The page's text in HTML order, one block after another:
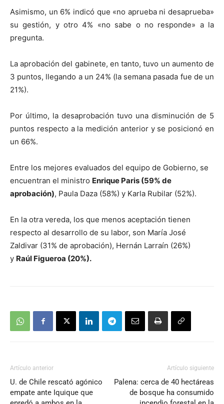
Asimismo, un 6% indicó que «no aprueba ni desaprueba»
su gestión, y otro 4% «no sabe o no responde» a la
pregunta.
La aprobación del gabinete, en tanto, tuvo un aumento de
3 puntos, llegando a un 24% (la semana pasada fue de un
21%).
Por último, la desaprobación tuvo una disminución de 5
puntos respecto a la medición anterior y se posicionó en
un 66%.
Entre los mejores evaluados del equipo de Gobierno, se
encuentran el ministro Enrique Paris (59% de
aprobación), Paula Daza (58%) y Karla Rubilar (52%).
En la otra vereda, los que menos aceptación tienen
respecto al desarrollo de su labor, son María José
Zaldivar (31% de aprobación), Hernán Larraín (26%)
y Raúl Figueroa (20%).
Artículo anterior
U. de Chile rescató agónico
empate ante Iquique que
Artículo siguiente
Palena: cerca de 40 hectáreas
de bosque ha consumido